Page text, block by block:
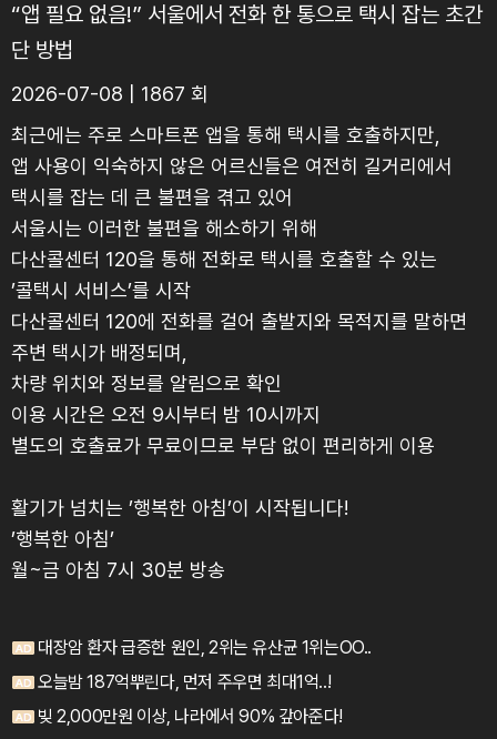
“앱 필요 없음!” 서울에서 전화 한 통으로 택시 잡는 초간
단 방법
2026-07-08 | 1867 회
최근에는 주로 스마트폰 앱을 통해 택시를 호출하지만,
앱 사용이 익숙하지 않은 어르신들은 여전히 길거리에서
택시를 잡는 데 큰 불편을 겪고 있어
서울시는 이러한 불편을 해소하기 위해
다산콜센터 120을 통해 전화로 택시를 호출할 수 있는
’콜택시 서비스’를 시작
다산콜센터 120에 전화를 걸어 출발지와 목적지를 말하면
주변 택시가 배정되며,
차량 위치와 정보를 알림으로 확인
이용 시간은 오전 9시부터 밤 10시까지
별도의 호출료가 무료이므로 부담 없이 편리하게 이용
활기가 넘치는 ’행복한 아침’이 시작됩니다!
’행복한 아침’
월~금 아침 7시 30분 방송